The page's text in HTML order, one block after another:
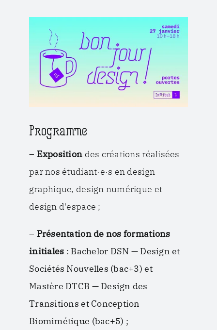
Programme
– Exposition des créations réalisées
par nos étudiant·e·s en design
graphique, design numérique et
design d'espace ;
– Présentation de nos formations
initiales : Bachelor DSN — Design et
Sociétés Nouvelles (bac+3) et
Mastère DTCB — Design des
Transitions et Conception
Biomimétique (bac+5) ;